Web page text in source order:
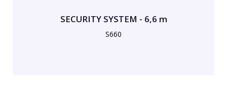
SECURITY SYSTEM - 6,6 m
S660